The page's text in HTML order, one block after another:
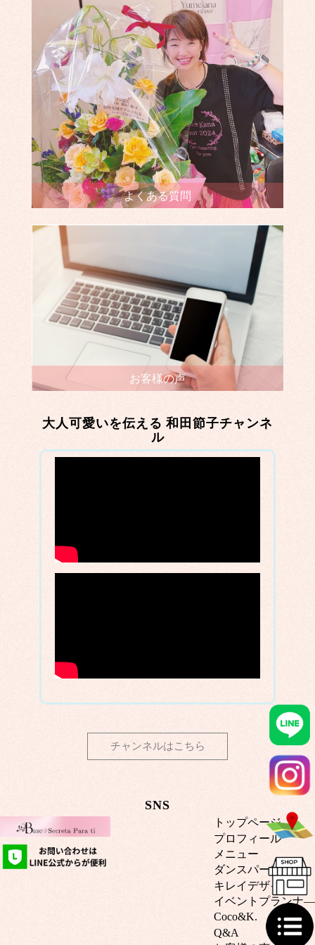
よくある質問
お客様の声
大人可愛いを伝える 和田節子チャンネ
ル
チャンネルはこちら
SNS
トップページ
プロフィール
メニュー
ダンスパーソナル
キレイデザイン
イベントプランナ―
Coco&K.
Q&A